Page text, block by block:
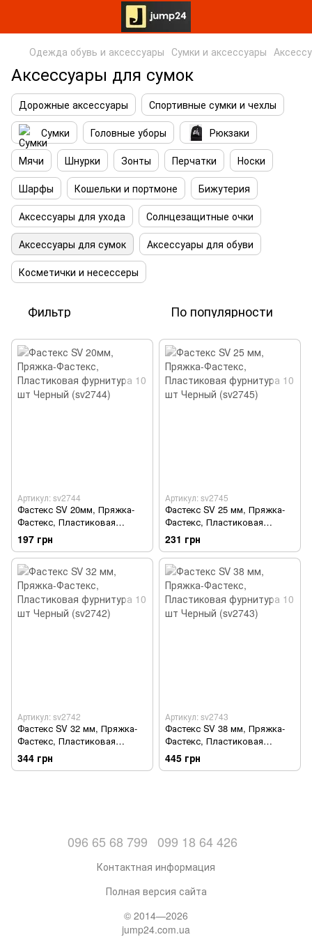
Одежда обувь и аксессуары Сумки и аксессуары
Аксессуары для сумок
Дорожные аксессуары
Спортивные сумки и чехлы
Сумки
Головные уборы
Рюкзаки
Мячи
Шнурки Зонты Перчатки
Носки
Шарфы
Кошельки и портмоне
Бижутерия
Аксессуары для ухода
Солнцезащитные очки
Аксессуары для сумок
Аксессуары для обуви
Косметички и несессеры
Фильтр По популярности
Артикул: sv2744
Фастекс SV 20мм, Пряжка-
Фастекс, Пластиковая
фурнитура 10 шт Черный
(sv2744)
197 грн
Артикул: sv2745
Фастекс SV 25 мм, Пряжка-
Фастекс, Пластиковая
фурнитура 10 шт Черный
(sv2745)
231 грн
Артикул: sv2742
Фастекс SV 32 мм, Пряжка-
Фастекс, Пластиковая
фурнитура 10 шт Черный
(sv2742)
344 грн
Артикул: sv2743
Фастекс SV 38 мм, Пряжка-
Фастекс, Пластиковая
фурнитура 10 шт Черный
(sv2743)
445 грн
096 65 68 799 099 18 64 426
Контактная информация
Полная версия сайта
© 2014—2026
jump24.com.ua